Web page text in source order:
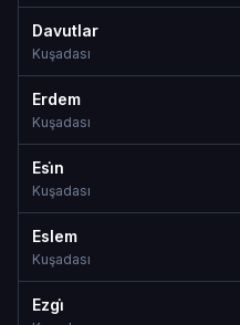
Davutlar
Kuşadası
Erdem
Kuşadası
Esi̇n
Kuşadası
Eslem
Kuşadası
Ezgi̇